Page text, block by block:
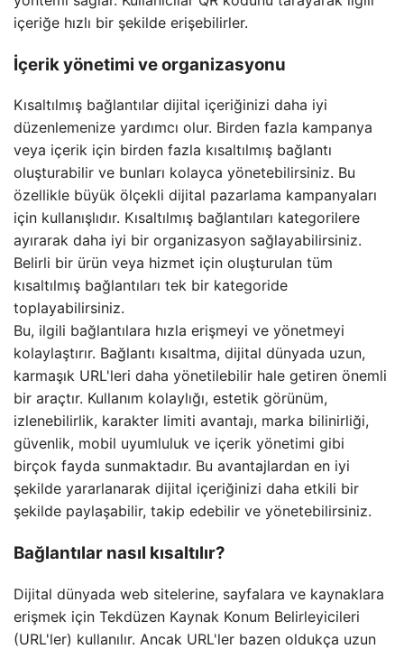
içeriğe hızlı bir şekilde erişebilirler.
İçerik yönetimi ve organizasyonu
Kısaltılmış bağlantılar dijital içeriğinizi daha iyi
düzenlemenize yardımcı olur. Birden fazla kampanya
veya içerik için birden fazla kısaltılmış bağlantı
oluşturabilir ve bunları kolayca yönetebilirsiniz. Bu
özellikle büyük ölçekli dijital pazarlama kampanyaları
için kullanışlıdır. Kısaltılmış bağlantıları kategorilere
ayırarak daha iyi bir organizasyon sağlayabilirsiniz.
Belirli bir ürün veya hizmet için oluşturulan tüm
kısaltılmış bağlantıları tek bir kategoride
toplayabilirsiniz.
Bu, ilgili bağlantılara hızla erişmeyi ve yönetmeyi
kolaylaştırır. Bağlantı kısaltma, dijital dünyada uzun,
karmaşık URL'leri daha yönetilebilir hale getiren önemli
bir araçtır. Kullanım kolaylığı, estetik görünüm,
izlenebilirlik, karakter limiti avantajı, marka bilinirliği,
güvenlik, mobil uyumluluk ve içerik yönetimi gibi
birçok fayda sunmaktadır. Bu avantajlardan en iyi
şekilde yararlanarak dijital içeriğinizi daha etkili bir
şekilde paylaşabilir, takip edebilir ve yönetebilirsiniz.
Bağlantılar nasıl kısaltılır?
Dijital dünyada web sitelerine, sayfalara ve kaynaklara
erişmek için Tekdüzen Kaynak Konum Belirleyicileri
(URL'ler) kullanılır. Ancak URL'ler bazen oldukça uzun